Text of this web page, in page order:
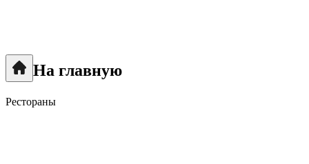
На главную
Рестораны